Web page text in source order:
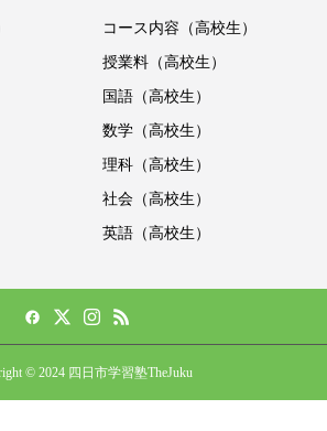
コース内容（高校生）
授業料（高校生）
国語（高校生）
数学（高校生）
理科（高校生）
社会（高校生）
英語（高校生）
© 2024 四日市学習塾TheJuku